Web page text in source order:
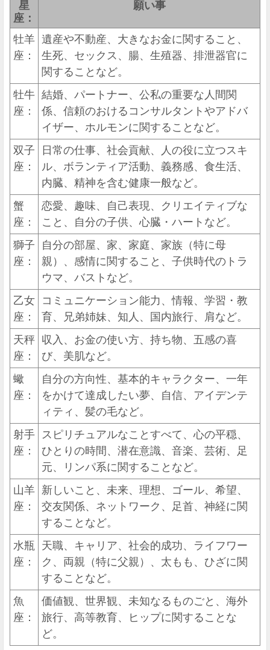
星
座：
願い事
牡羊
座：
遺産や不動産、大きなお金に関すること、
生死、セックス、腸、生殖器、排泄器官に
関することなど。
牡牛
座：
結婚、パートナー、公私の重要な人間関
係、信頼のおけるコンサルタントやアドバ
イザー、ホルモンに関することなど。
双子
座：
日常の仕事、社会貢献、人の役に立つスキ
ル、ボランティア活動、義務感、食生活、
内臓、精神を含む健康一般など。
蟹
座：
恋愛、趣味、自己表現、クリエイティブな
こと、自分の子供、心臓・ハートなど。
獅子
座：
自分の部屋、家、家庭、家族（特に母
親）、感情に関すること、子供時代のトラ
ウマ、バストなど。
乙女
座：
コミュニケーション能力、情報、学習・教
育、兄弟姉妹、知人、国内旅行、肩など。
天秤
座：
収入、お金の使い方、持ち物、五感の喜
び、美肌など。
蠍
座：
自分の方向性、基本的キャラクター、一年
をかけて達成したい夢、自信、アイデンテ
ィティ、髪の毛など。
射手
座：
スピリチュアルなことすべて、心の平穏、
ひとりの時間、潜在意識、音楽、芸術、足
元、リンパ系に関することなど。
山羊
座：
新しいこと、未来、理想、ゴール、希望、
交友関係、ネットワーク、足首、神経に関
することなど。
水瓶
座：
天職、キャリア、社会的成功、ライフワー
ク、両親（特に父親）、太もも、ひざに関
することなど。
魚
座：
価値観、世界観、未知なるものごと、海外
旅行、高等教育、ヒップに関することな
ど。